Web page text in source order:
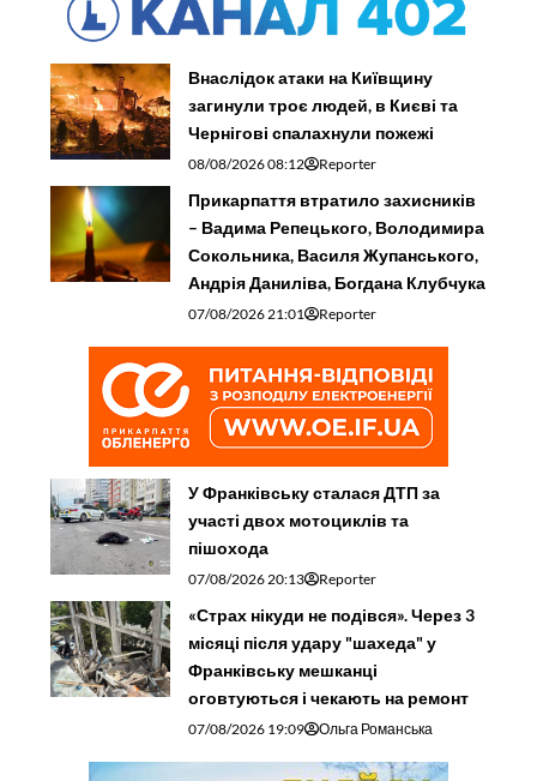
Внаслідок атаки на Київщину
загинули троє людей, в Києві та
Чернігові спалахнули пожежі
08/08/2026 08:12 Reporter
Прикарпаття втратило захисників
– Вадима Репецького, Володимира
Сокольника, Василя Жупанського,
Андрія Даниліва, Богдана Клубчука
07/08/2026 21:01 Reporter
У Франківську сталася ДТП за
участі двох мотоциклів та
пішохода
07/08/2026 20:13 Reporter
«Страх нікуди не подівся». Через 3
місяці після удару "шахеда" у
Франківську мешканці
оговтуються і чекають на ремонт
07/08/2026 19:09 Ольга Романська